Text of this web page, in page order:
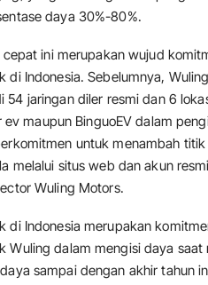
daya 30%-80%.
ini merupakan wujud
Indonesia. Sebelumnya,
jaringan diler resmi dan 6
maupun BinguoEV dalam
untuk menambah
melalui situs web dan akun
Wuling Motors.
di Indonesia merupakan
Wuling dalam mengisi daya saat
sampai dengan akhir tahun